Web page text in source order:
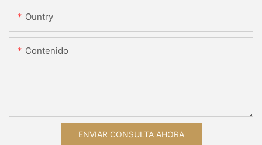
Ountry
Contenido
ENVIAR CONSULTA AHORA